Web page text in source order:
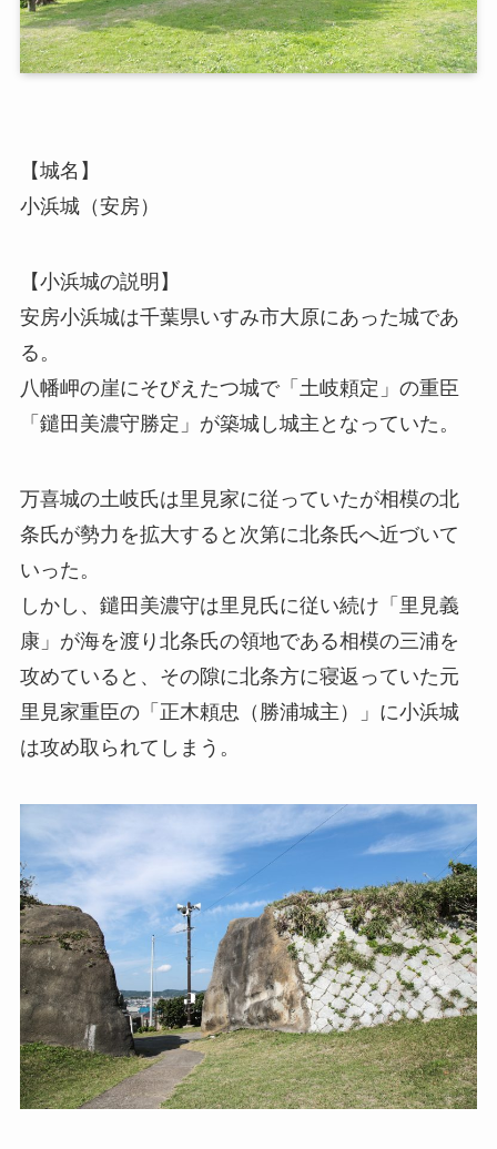
【城名】
小浜城（安房）
【小浜城の説明】
安房小浜城は千葉県いすみ市大原にあった城であ
る。
八幡岬の崖にそびえたつ城で「土岐頼定」の重臣
「鑓田美濃守勝定」が築城し城主となっていた。
万喜城の土岐氏は里見家に従っていたが相模の北
条氏が勢力を拡大すると次第に北条氏へ近づいて
いった。
しかし、鑓田美濃守は里見氏に従い続け「里見義
康」が海を渡り北条氏の領地である相模の三浦を
攻めていると、その隙に北条方に寝返っていた元
里見家重臣の「正木頼忠（勝浦城主）」に小浜城
は攻め取られてしまう。